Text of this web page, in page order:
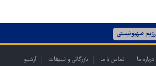
رژیم صهیونیستی
درباره ما تماس با ما بازرگانی و تبلیغات آرشیو